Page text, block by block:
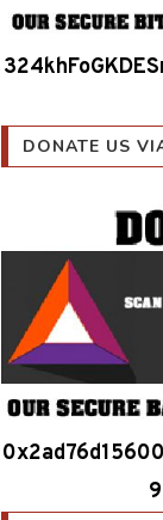
DONATE US